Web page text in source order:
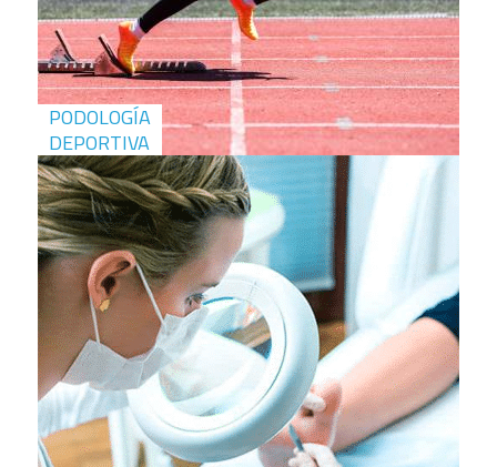
PODOLOGÍA
DEPORTIVA